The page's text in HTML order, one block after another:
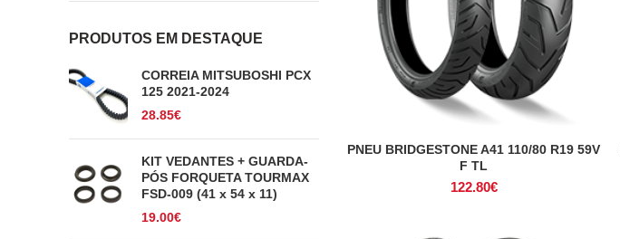
PRODUTOS EM DESTAQUE
CORREIA MITSUBOSHI PCX
125 2021-2024
28.85€
KIT VEDANTES + GUARDA-
PÓS FORQUETA TOURMAX
FSD-009 (41 x 54 x 11)
19.00€
ADICIONAR
PNEU BRIDGESTONE A41 110/80 R19 59V
F TL
122.80€